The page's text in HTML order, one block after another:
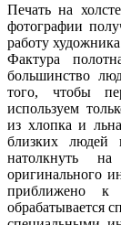
Печать на
фотографии
работу
Фактура
большинство
того, чтобы
используем
из хлопка и
близких
натолкнуть
оригинального
приближено к
обрабатывается